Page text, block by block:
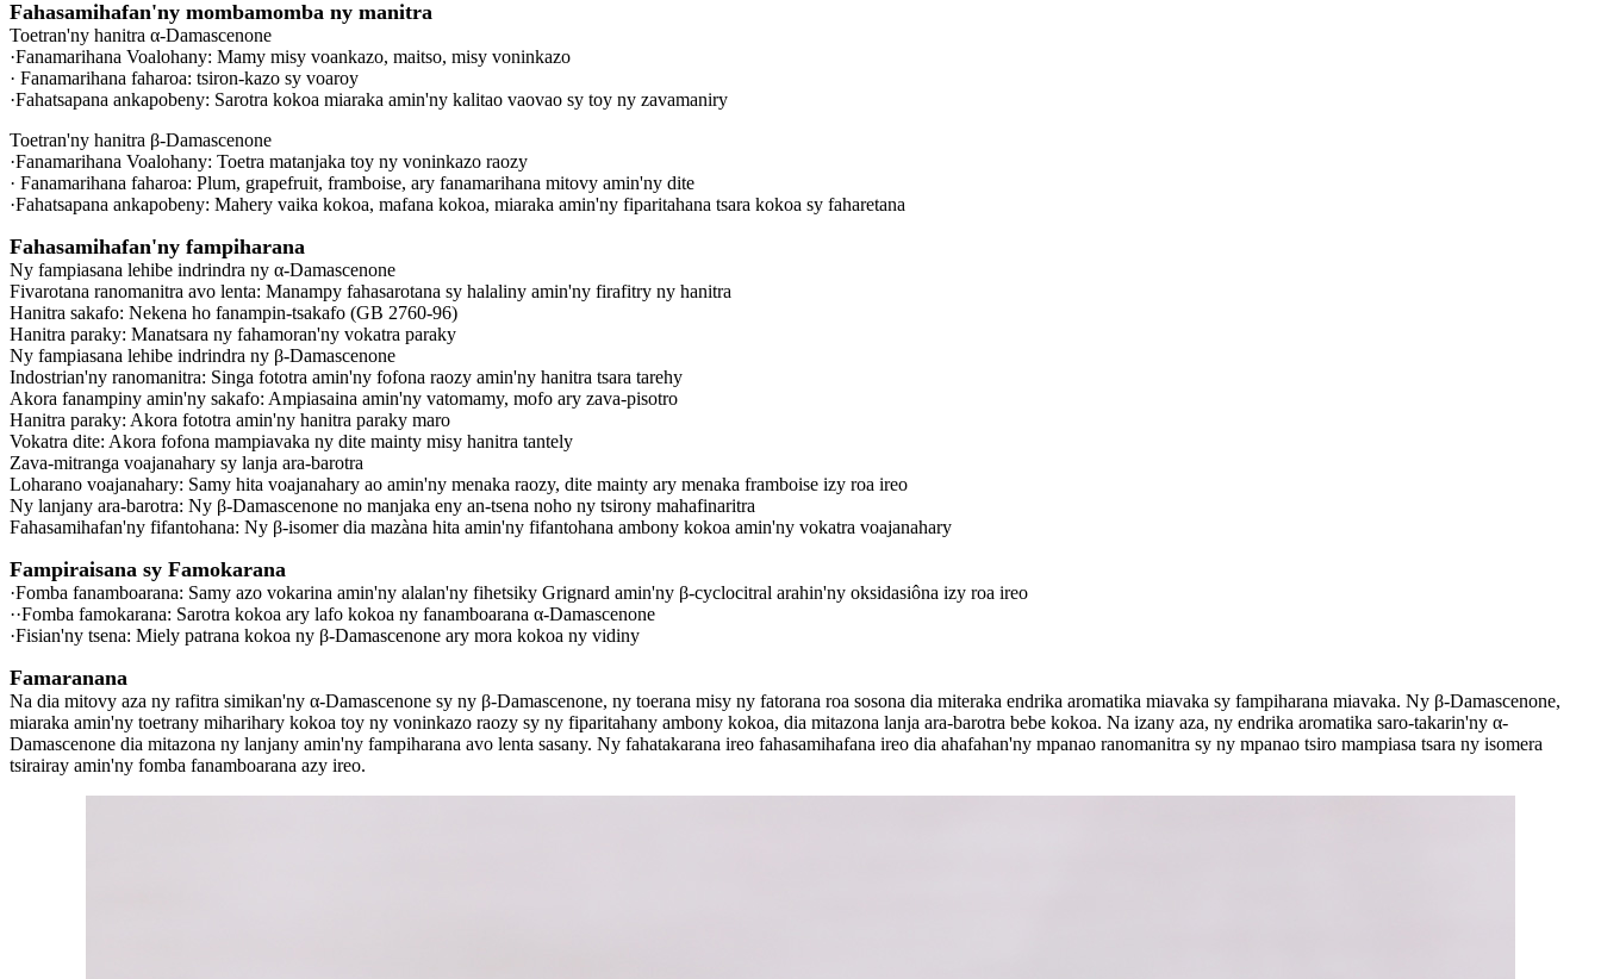
Fahasamihafan'ny mombamomba ny manitra
Toetran'ny hanitra α-Damascenone
·Fanamarihana Voalohany: Mamy misy voankazo, maitso, misy voninkazo
· Fanamarihana faharoa: tsiron-kazo sy voaroy
·Fahatsapana ankapobeny: Sarotra kokoa miaraka amin'ny kalitao vaovao sy toy ny zavamaniry
Toetran'ny hanitra β-Damascenone
·Fanamarihana Voalohany: Toetra matanjaka toy ny voninkazo raozy
· Fanamarihana faharoa: Plum, grapefruit, framboise, ary fanamarihana mitovy amin'ny dite
·Fahatsapana ankapobeny: Mahery vaika kokoa, mafana kokoa, miaraka amin'ny fiparitahana tsara kokoa sy faharetana
Fahasamihafan'ny fampiharana
Ny fampiasana lehibe indrindra ny α-Damascenone
Fivarotana ranomanitra avo lenta: Manampy fahasarotana sy halaliny amin'ny firafitry ny hanitra
Hanitra sakafo: Nekena ho fanampin-tsakafo (GB 2760-96)
Hanitra paraky: Manatsara ny fahamoran'ny vokatra paraky
Ny fampiasana lehibe indrindra ny β-Damascenone
Indostrian'ny ranomanitra: Singa fototra amin'ny fofona raozy amin'ny hanitra tsara tarehy
Akora fanampiny amin'ny sakafo: Ampiasaina amin'ny vatomamy, mofo ary zava-pisotro
Hanitra paraky: Akora fototra amin'ny hanitra paraky maro
Vokatra dite‌: Akora fofona mampiavaka ny dite mainty misy hanitra tantely
Zava-mitranga voajanahary sy lanja ara-barotra
Loharano voajanahary‌: Samy hita voajanahary ao amin'ny menaka raozy, dite mainty ary menaka framboise izy roa ireo
Ny lanjany ara-barotra: Ny β-Damascenone no manjaka eny an-tsena noho ny tsirony mahafinaritra
Fahasamihafan'ny fifantohana: Ny β-isomer dia mazàna hita amin'ny fifantohana ambony kokoa amin'ny vokatra voajanahary
Fampiraisana sy Famokarana
·Fomba fanamboarana‌: Samy azo vokarina amin'ny alalan'ny fihetsiky Grignard amin'ny β-cyclocitral arahin'ny oksidasiôna izy roa ireo
··Fomba famokarana‌: Sarotra kokoa ary lafo kokoa ny fanamboarana α-Damascenone
·Fisian'ny tsena: Miely patrana kokoa ny β-Damascenone ary mora kokoa ny vidiny
Famaranana
Na dia mitovy aza ny rafitra simikan'ny α-Damascenone sy ny β-Damascenone, ny toerana misy ny fatorana roa sosona dia miteraka endrika aromatika miavaka sy fampiharana miavaka. Ny β-Damascenone,
miaraka amin'ny toetrany miharihary kokoa toy ny voninkazo raozy sy ny fiparitahany ambony kokoa, dia mitazona lanja ara-barotra bebe kokoa. Na izany aza, ny endrika aromatika saro-takarin'ny α-
Damascenone dia mitazona ny lanjany amin'ny fampiharana avo lenta sasany. Ny fahatakarana ireo fahasamihafana ireo dia ahafahan'ny mpanao ranomanitra sy ny mpanao tsiro mampiasa tsara ny isomera
tsirairay amin'ny fomba fanamboarana azy ireo.